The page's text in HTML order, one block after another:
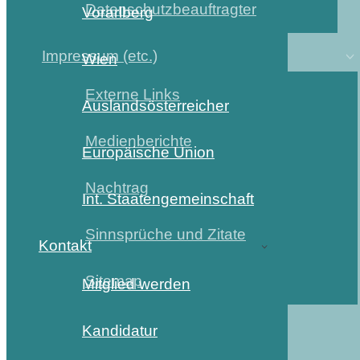
Datenschutzbeauftragter
Impressum (etc.)
Externe Links
Medienberichte
Nachtrag
Sinnsprüche und Zitate
Sitemap
Vorarlberg
Wien
Auslandsösterreicher
Europäische Union
Int. Staatengemeinschaft
Kontakt
Mitglied werden
Kandidatur